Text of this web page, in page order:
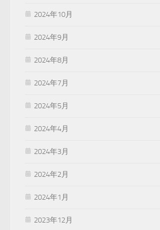
2024年10月
2024年9月
2024年8月
2024年7月
2024年5月
2024年4月
2024年3月
2024年2月
2024年1月
2023年12月